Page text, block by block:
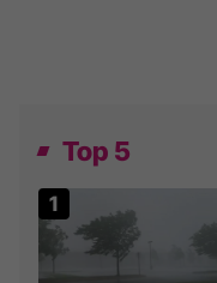
Top 5